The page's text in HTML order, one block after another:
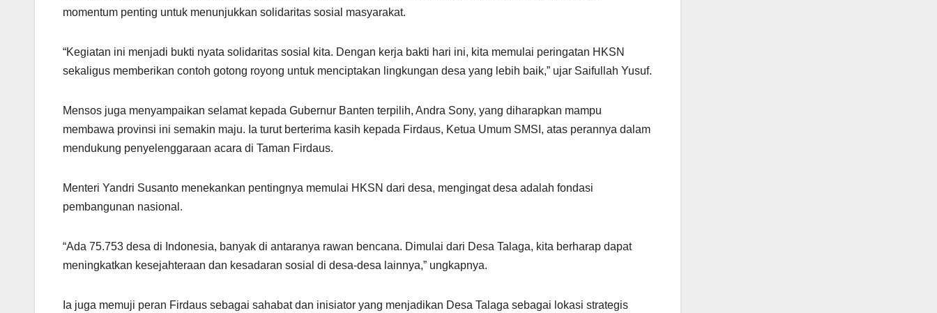
momentum penting untuk menunjukkan solidaritas sosial masyarakat.
“Kegiatan ini menjadi bukti nyata solidaritas sosial kita. Dengan kerja bakti hari ini, kita memulai peringatan HKSN
sekaligus memberikan contoh gotong royong untuk menciptakan lingkungan desa yang lebih baik,” ujar Saifullah Yusuf.
Mensos juga menyampaikan selamat kepada Gubernur Banten terpilih, Andra Sony, yang diharapkan mampu
membawa provinsi ini semakin maju. Ia turut berterima kasih kepada Firdaus, Ketua Umum SMSI, atas perannya dalam
mendukung penyelenggaraan acara di Taman Firdaus.
Menteri Yandri Susanto menekankan pentingnya memulai HKSN dari desa, mengingat desa adalah fondasi
pembangunan nasional.
“Ada 75.753 desa di Indonesia, banyak di antaranya rawan bencana. Dimulai dari Desa Talaga, kita berharap dapat
meningkatkan kesejahteraan dan kesadaran sosial di desa-desa lainnya,” ungkapnya.
Ia juga memuji peran Firdaus sebagai sahabat dan inisiator yang menjadikan Desa Talaga sebagai lokasi strategis